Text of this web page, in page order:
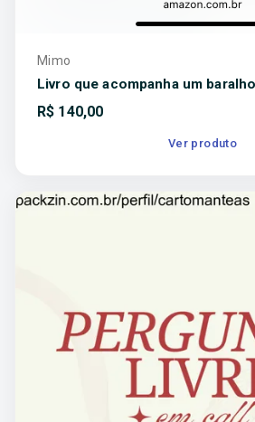
Mimo
Livro que acompanha um baralho
R$ 140,00
Ver produto